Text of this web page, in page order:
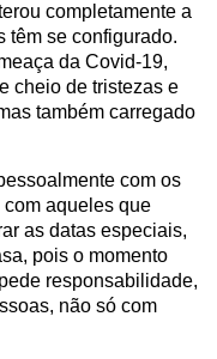
completamente a
têm se configurado.
da Covid-19,
cheio de tristezas e
também carregado
com os
aqueles que
as datas especiais,
pois o momento
responsabilidade,
não só com